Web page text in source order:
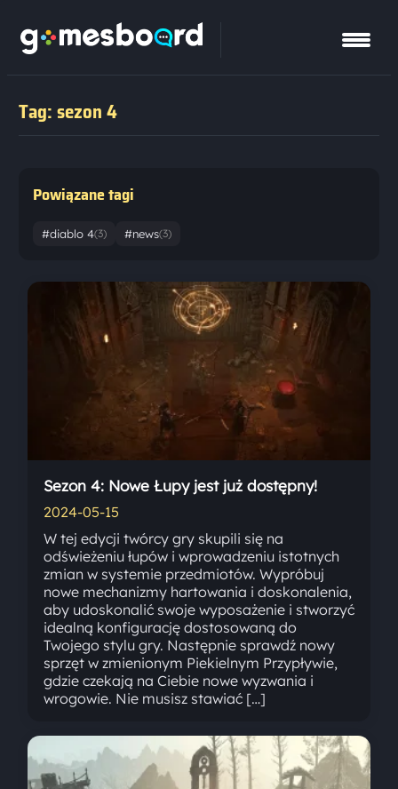
Tag: sezon 4
Powiązane tagi
#diablo 4(3) #news(3)
Sezon 4: Nowe Łupy jest już dostępny!
2024-05-15
W tej edycji twórcy gry skupili się na
odświeżeniu łupów i wprowadzeniu istotnych
zmian w systemie przedmiotów. Wypróbuj
nowe mechanizmy hartowania i doskonalenia,
aby udoskonalić swoje wyposażenie i stworzyć
idealną konfigurację dostosowaną do
Twojego stylu gry. Następnie sprawdź nowy
sprzęt w zmienionym Piekielnym Przypływie,
gdzie czekają na Ciebie nowe wyzwania i
wrogowie. Nie musisz stawiać […]